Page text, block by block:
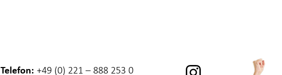
Telefon: +49 (0) 221 – 888 253 0